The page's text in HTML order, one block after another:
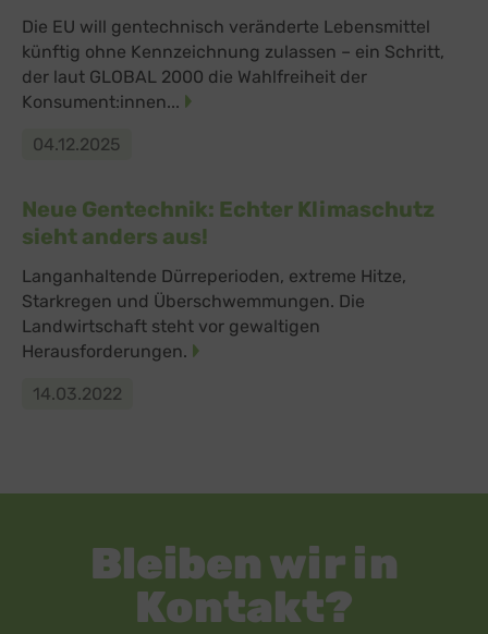
Die EU will gentechnisch veränderte Lebensmittel
künftig ohne Kennzeichnung zulassen – ein Schritt,
der laut GLOBAL 2000 die Wahlfreiheit der
Konsument:innen...
04.12.2025
Neue Gentechnik: Echter Klimaschutz
sieht anders aus!
Langanhaltende Dürreperioden, extreme Hitze,
Starkregen und Überschwemmungen. Die
Landwirtschaft steht vor gewaltigen
Herausforderungen.
14.03.2022
Bleiben wir in
Kontakt?